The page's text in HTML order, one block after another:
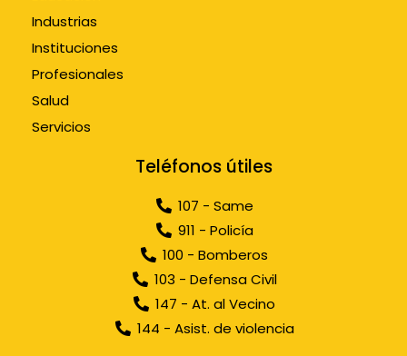
Industrias
Instituciones
Profesionales
Salud
Servicios
Teléfonos útiles
107 - Same
911 - Policía
100 - Bomberos
103 - Defensa Civil
147 - At. al Vecino
144 - Asist. de violencia